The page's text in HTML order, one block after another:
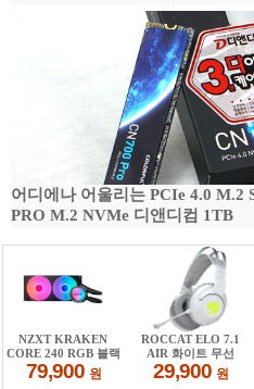
어디에나 어울리는 PCIe 4.0 M.2
PRO M.2 NVMe 디앤디컴 1TB